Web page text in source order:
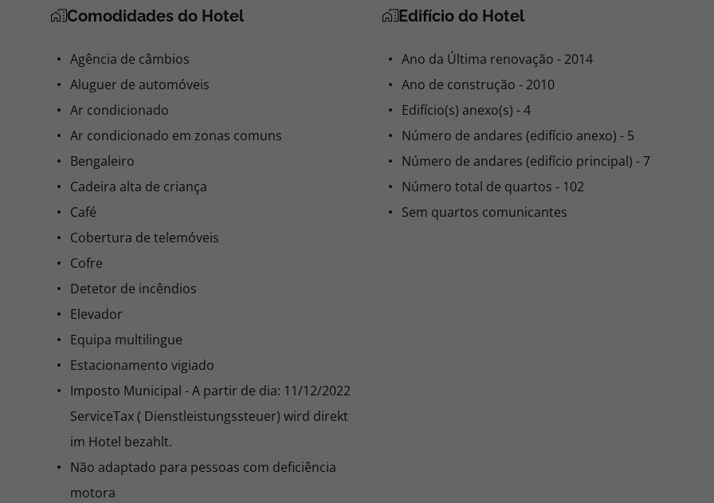
Comodidades do Hotel
Agência de câmbios
Aluguer de automóveis
Ar condicionado
Ar condicionado em zonas comuns
Bengaleiro
Cadeira alta de criança
Café
Cobertura de telemóveis
Cofre
Detetor de incêndios
Elevador
Equipa multilingue
Estacionamento vigiado
Imposto Municipal - A partir de dia: 11/12/2022
ServiceTax ( Dienstleistungssteuer) wird direkt
im Hotel bezahlt.
Não adaptado para pessoas com deficiência
motora
Edifício do Hotel
Ano da Última renovação - 2014
Ano de construção - 2010
Edifício(s) anexo(s) - 4
Número de andares (edifício anexo) - 5
Número de andares (edifício principal) - 7
Número total de quartos - 102
Sem quartos comunicantes